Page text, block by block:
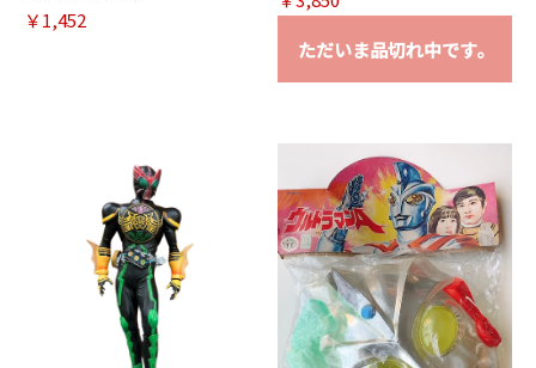
￥1,452
ただいま品切れ中です。